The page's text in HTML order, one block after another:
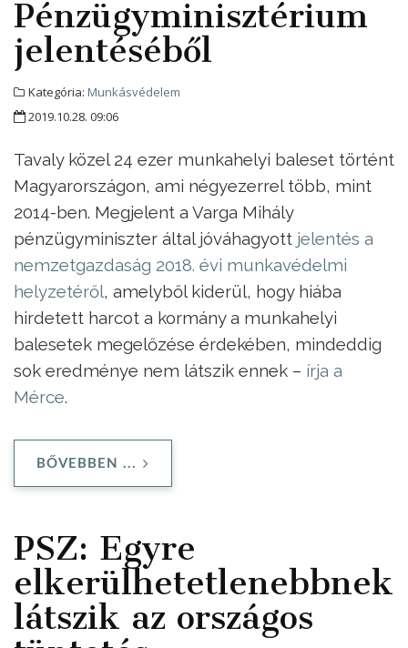
Pénzügyminisztérium
jelentéséből
Kategória: Munkásvédelem
2019.10.28. 09:06
Tavaly közel 24 ezer munkahelyi baleset történt
Magyarországon, ami négyezerrel több, mint
2014-ben. Megjelent a Varga Mihály
pénzügyminiszter által jóváhagyott jelentés a
nemzetgazdaság 2018. évi munkavédelmi
helyzetéről, amelyből kiderül, hogy hiába
hirdetett harcot a kormány a munkahelyi
balesetek megelőzése érdekében, mindeddig
sok eredménye nem látszik ennek – írja a
Mérce.
BŐVEBBEN ...
PSZ: Egyre
elkerülhetetlenebbnek
látszik az országos